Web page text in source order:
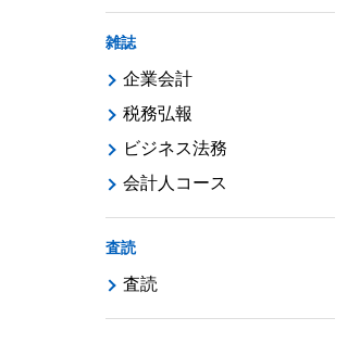
雑誌
企業会計
税務弘報
ビジネス法務
会計人コース
査読
査読